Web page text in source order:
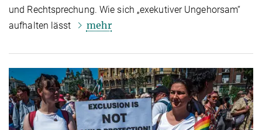
und Rechtsprechung. Wie sich „exekutiver Ungehorsam“
aufhalten lässt
mehr